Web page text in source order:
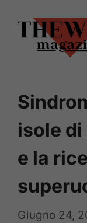
contenuto
isole
e la
Giugno 24,